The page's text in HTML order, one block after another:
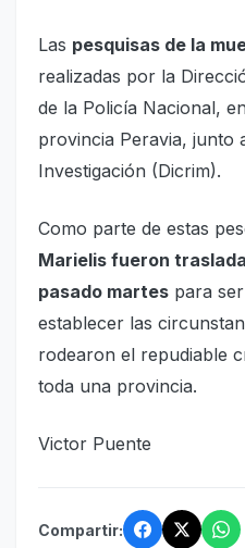
Las pesquisas de la
realizadas por la
de la Policía Nacional,
provincia Peravia, junto
Investigación (Dicrim).
Como parte de estas
Marielis fueron
pasado martes para
establecer las
rodearon el repudiable
toda una provincia.
Victor Puente
Compartir: